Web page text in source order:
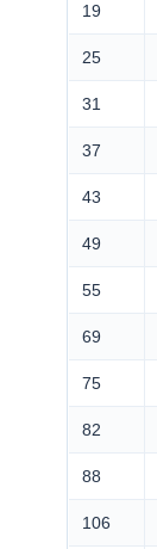
19
25
31
37
43
49
55
69
75
82
88
106